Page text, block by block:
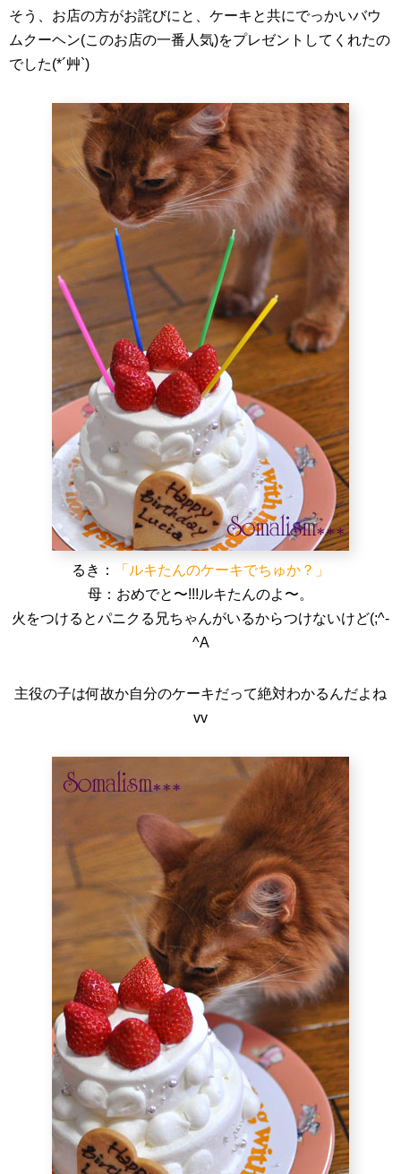
そう、お店の方がお詫びにと、ケーキと共にでっかいバウ
ムクーヘン(このお店の一番人気)をプレゼントしてくれたの
でした(*´艸`)
るき：
「ルキたんのケーキでちゅか？」
母：おめでと〜!!!ルキたんのよ〜。
火をつけるとパニクる兄ちゃんがいるからつけないけど(;^-
^A
主役の子は何故か自分のケーキだって絶対わかるんだよね
vv